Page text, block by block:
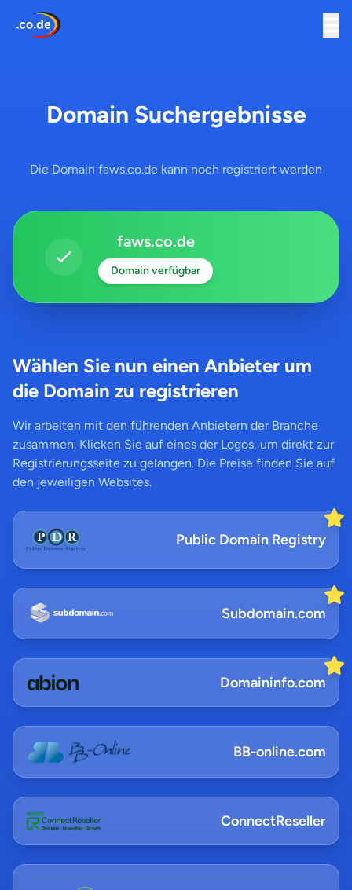
Domain Suchergebnisse
Die Domain faws.co.de kann noch registriert werden
faws.co.de
Domain verfügbar
Wählen Sie nun einen Anbieter um
die Domain zu registrieren
Wir arbeiten mit den führenden Anbietern der Branche
zusammen. Klicken Sie auf eines der Logos, um direkt zur
Registrierungsseite zu gelangen. Die Preise finden Sie auf
den jeweiligen Websites.
Public Domain Registry
Subdomain.com
Domaininfo.com
BB-online.com
ConnectReseller